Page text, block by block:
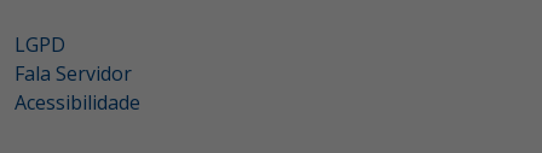
LGPD
Fala Servidor
Acessibilidade